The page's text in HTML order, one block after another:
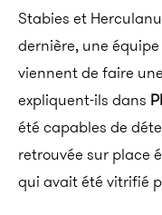
Stabies et
dernière, une
viennent de faire
expliquent-ils dans
été capables de
retrouvée sur place
qui avait été vitrifié